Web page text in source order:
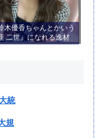
木優香ちゃんとかいう
二世』になれる逸材
統
規